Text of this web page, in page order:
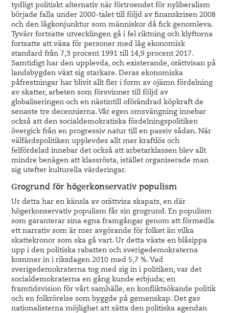
tydligt politiskt alternativ när förtroendet för nyliberalism
började falla under 2000-talet till följd av finanskrisen 2008
och den lågkonjunktur som människor då fick genomleva.
Tyvärr fortsatte utvecklingen gå i fel riktning och klyftorna
fortsatte att växa för personer med låg ekonomisk
standard från 7,3 procent 1991 till 14,9 procent 2017.
Samtidigt har den upplevda, och existerande, orättvisan på
landsbygden växt sig starkare. Deras ekonomiska
påfrestningar har blivit allt fler i form av ojämn fördelning
av skatter, arbeten som försvinner till följd av
globaliseringen och en nästintill oförändrad köpkraft de
senaste tre decennierna. Vår egen omsvängning innebar
också att den socialdemokratiska fördelningspolitiken
övergick från en progressiv natur till en passiv sådan. När
välfärdspolitiken upplevdes allt mer kraftlös och
felfördelad innebar det också att arbetarklassen blev allt
mindre benägen att klassrösta, istället organiserade man
sig utefter kulturella värderingar.
Grogrund för högerkonservativ populism
Ur detta har en känsla av orättvisa skapats, en där
högerkonservativ populism får sin grogrund. En populism
som garanterar sina egna framgångar genom att förmedla
ett narrativ som är mer avgörande för folket än vilka
skattekronor som ska gå vart. Ur detta växte en blåsippa
upp i den politiska rabatten och sverigedemokraterna
kommer in i riksdagen 2010 med 5,7 %. Vad
sverigedemokraterna tog med sig in i politiken, var det
socialdemokraterna en gång kunde erbjuda; en
framtidsvision för vårt samhälle, en konfliktsökande politik
och en folkrörelse som byggde på gemenskap. Det gav
nationalisterna möjlighet att sätta den politiska agendan